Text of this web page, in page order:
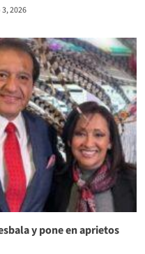
2026
y pone en aprietos